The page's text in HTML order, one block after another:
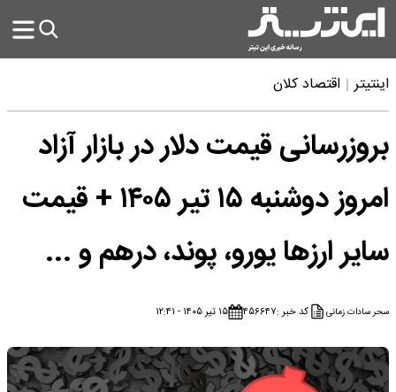
اینتیتر اقتصاد کلان
بروزرسانی قیمت دلار در بازار آزاد
امروز دوشنبه ۱۵ تیر ۱۴۰۵ + قیمت
سایر ارزها یورو، پوند، درهم و ...
سحر سادات زمانی کد خبر :۴۵۶۶۴۷ ۱۵ تیر ۱۴۰۵ - ۱۲:۴۱